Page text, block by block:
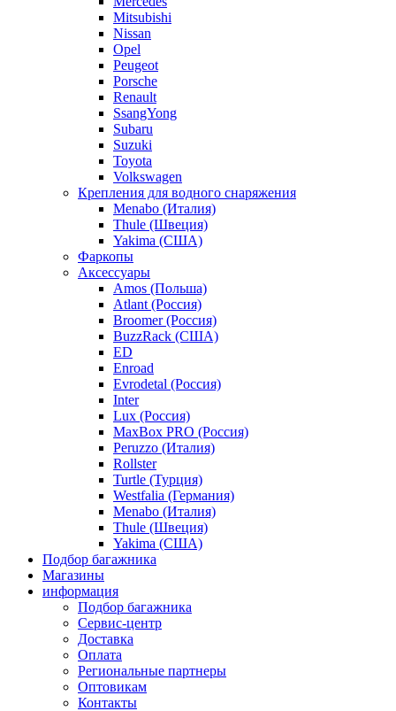
Mitsubishi
Nissan
Opel
Peugeot
Porsche
Renault
SsangYong
Subaru
Suzuki
Toyota
Volkswagen
Крепления для водного снаряжения
Menabo (Италия)
Thule (Швеция)
Yakima (США)
Фаркопы
Аксессуары
Amos (Польша)
Atlant (Россия)
Broomer (Россия)
BuzzRack (США)
ED
Enroad
Evrodetal (Россия)
Inter
Lux (Россия)
MaxBox PRO (Россия)
Peruzzo (Италия)
Rollster
Turtle (Турция)
Westfalia (Германия)
Menabo (Италия)
Thule (Швеция)
Yakima (США)
Подбор багажника
Магазины
информация
Подбор багажника
Сервис-центр
Доставка
Оплата
Региональные партнеры
Оптовикам
Контакты